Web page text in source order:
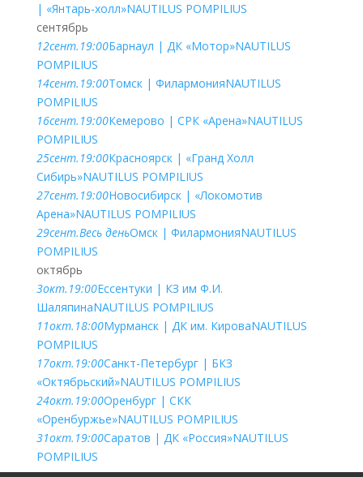
| «Янтарь-холл»NAUTILUS POMPILIUS
сентябрь
12сент. 19:00Барнаул | ДК «Мотор»NAUTILUS
POMPILIUS
14сент. 19:00Томск | ФилармонияNAUTILUS
POMPILIUS
16сент. 19:00Кемерово | СРК «Арена»NAUTILUS
POMPILIUS
25сент. 19:00Красноярск | «Гранд Холл
Сибирь»NAUTILUS POMPILIUS
27сент. 19:00Новосибирск | «Локомотив
Арена»NAUTILUS POMPILIUS
29сент.Весь деньОмск | ФилармонияNAUTILUS
POMPILIUS
октябрь
3окт. 19:00Ессентуки | КЗ им Ф.И.
ШаляпинаNAUTILUS POMPILIUS
11окт. 18:00Мурманск | ДК им. КироваNAUTILUS
POMPILIUS
17окт. 19:00Санкт-Петербург | БКЗ
«Октябрьский»NAUTILUS POMPILIUS
24окт. 19:00Оренбург | СКК
«Оренбуржье»NAUTILUS POMPILIUS
31окт. 19:00Саратов | ДК «Россия»NAUTILUS
POMPILIUS